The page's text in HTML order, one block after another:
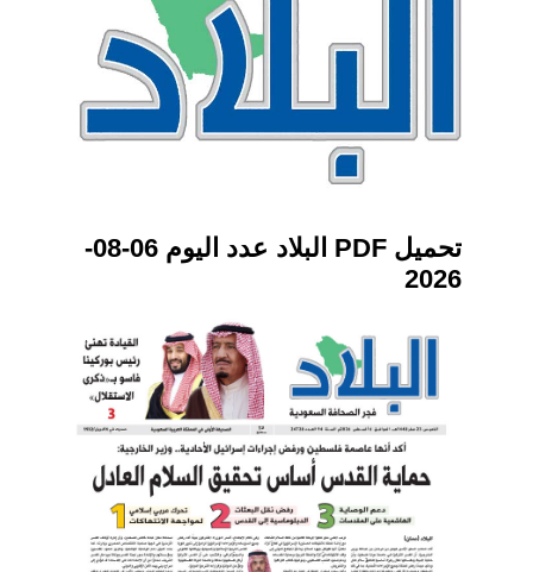
تحميل PDF البلاد عدد اليوم 06-08-
2026